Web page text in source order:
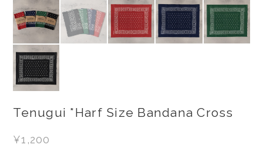
Tenugui *Harf Size Bandana Cross
¥1,200